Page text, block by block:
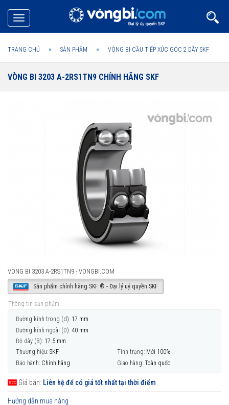
Toggle
navigation
TRANG CHỦ SẢN PHẨM VÒNG BI CẦU TIẾP XÚC GÓC 2 DÃY SKF
VÒNG BI 3203 A-2RS1TN9 CHÍNH HÃNG SKF
VÒNG BI 3203 A-2RS1TN9 - VONGBI.COM
Sản phẩm chính hãng SKF ® - Đại lý uỷ quyền SKF
Thông tin sản phẩm
Đường kính trong (d): 17 mm
Đường kính ngoài (D): 40 mm
Độ dày (B): 17.5 mm
Thương hiệu: SKF Tình trạng: Mới 100%
Bảo hành: Chính hãng Giao hàng: Toàn quốc
Giá bán: Liên hệ để có giá tốt nhất tại thời điểm
Hướng dẫn mua hàng